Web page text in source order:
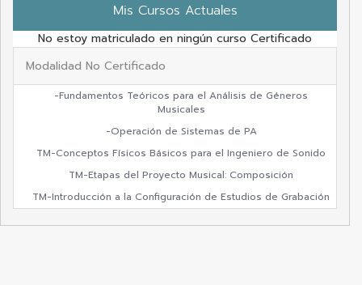
Mis Cursos Actuales
No estoy matriculado en ningún curso Certificado
Modalidad No Certificado
-Fundamentos Teóricos para el Análisis de Géneros
Musicales
-Operación de Sistemas de PA
TM-Conceptos Físicos Básicos para el Ingeniero de Sonido
TM-Etapas del Proyecto Musical: Composición
TM-Introducción a la Configuración de Estudios de Grabación